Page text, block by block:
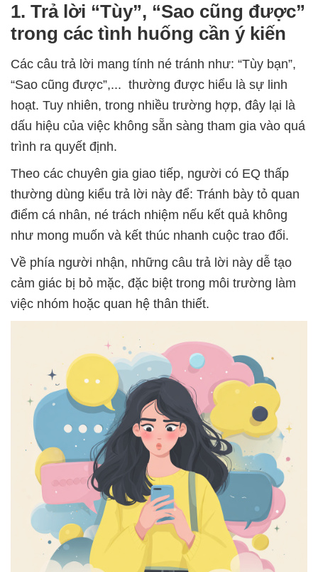
1. Trả lời “Tùy”, “Sao cũng được”
trong các tình huống cần ý kiến
Các câu trả lời mang tính né tránh như: “Tùy bạn”,
“Sao cũng được”,... thường được hiểu là sự linh
hoạt. Tuy nhiên, trong nhiều trường hợp, đây lại là
dấu hiệu của việc không sẵn sàng tham gia vào quá
trình ra quyết định.
Theo các chuyên gia giao tiếp, người có EQ thấp
thường dùng kiểu trả lời này để: Tránh bày tỏ quan
điểm cá nhân, né trách nhiệm nếu kết quả không
như mong muốn và kết thúc nhanh cuộc trao đổi.
Về phía người nhận, những câu trả lời này dễ tạo
cảm giác bị bỏ mặc, đặc biệt trong môi trường làm
việc nhóm hoặc quan hệ thân thiết.